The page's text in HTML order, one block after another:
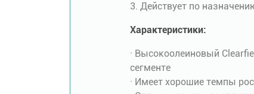
3. Действует по
Характеристики:
· Высокоолеиновый
сегменте
· Имеет хорошие темпы